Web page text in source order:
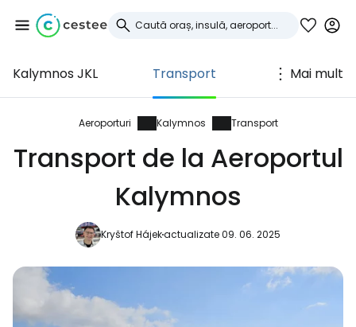
Kalymnos JKL Transport Mai mult
Aeroporturi Kalymnos Transport
Transport de la Aeroportul
Kalymnos
Kryštof Hájekactualizate 09. 06. 2025
Conectați-vă la
Cestee
... comunitatea mondială a călătorilor
Continuați cu Google
Continuați cu Facebook